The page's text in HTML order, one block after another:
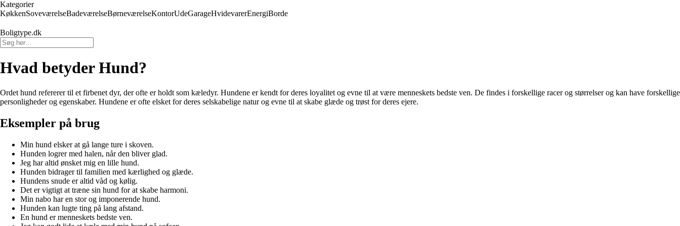
Kategorier
KøkkenSoveværelseBadeværelseBørneværelseKontorUdeGarageHvidevarerEnergiBorde
Boligtype.dk
Hvad betyder Hund?
Ordet hund refererer til et firbenet dyr, der ofte er holdt som kæledyr. Hundene er kendt for deres loyalitet og evne til at være menneskets bedste ven. De findes i forskellige racer og størrelser og kan have forskellige
personligheder og egenskaber. Hundene er ofte elsket for deres selskabelige natur og evne til at skabe glæde og trøst for deres ejere.
Eksempler på brug
Min hund elsker at gå lange ture i skoven.
Hunden logrer med halen, når den bliver glad.
Jeg har altid ønsket mig en lille hund.
Hunden bidrager til familien med kærlighed og glæde.
Hundens snude er altid våd og kølig.
Det er vigtigt at træne sin hund for at skabe harmoni.
Min nabo har en stor og imponerende hund.
Hunden kan lugte ting på lang afstand.
En hund er menneskets bedste ven.